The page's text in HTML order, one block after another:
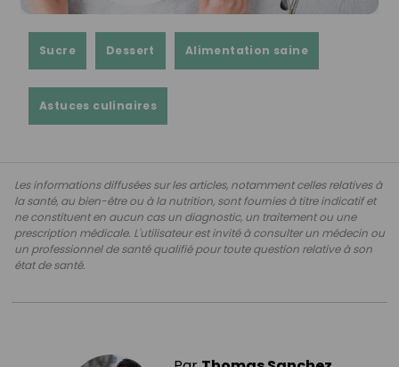
Sucre Dessert Alimentation saine
Astuces culinaires
Les informations diffusées sur les articles, notamment celles relatives à
la santé, au bien-être ou à la nutrition, sont fournies à titre indicatif et
ne constituent en aucun cas un diagnostic, un traitement ou une
prescription médicale. L'utilisateur est invité à consulter un médecin ou
un professionnel de santé qualifié pour toute question relative à son
état de santé.